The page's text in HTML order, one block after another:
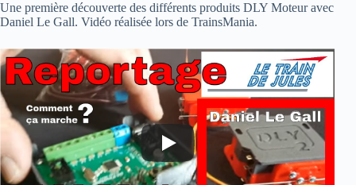
Une première découverte des différents produits DLY Moteur avec
Daniel Le Gall. Vidéo réalisée lors de TrainsMania.